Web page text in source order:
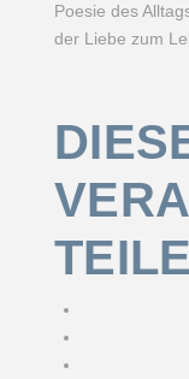
Poesie des
der Liebe zum